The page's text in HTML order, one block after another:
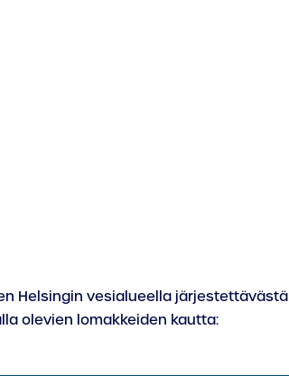
Helsingin vesialueella järjestettävästä
olevien lomakkeiden kautta: